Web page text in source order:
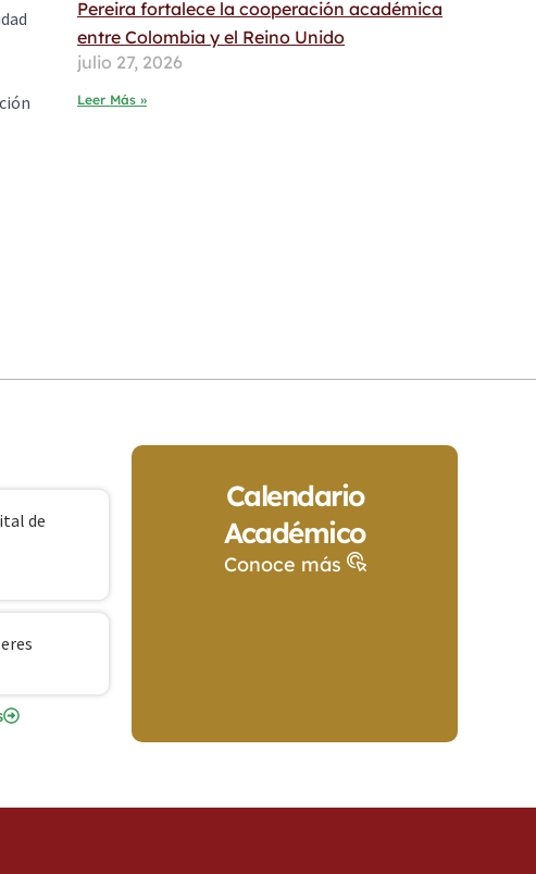
Pereira fortalece la cooperación académica
entre Colombia y el Reino Unido
julio 27, 2026
Leer Más »
de
Calendario
Académico
Conoce más